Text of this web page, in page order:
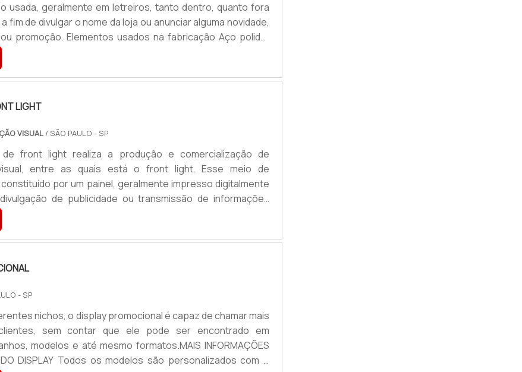
usada, geralmente em letreiros, tanto dentro, quanto fora
fim de divulgar o nome da loja ou anunciar alguma novidade,
promoção. Elementos usados na fabricação Aço polido;
Acrílico; Entre outros.A letra é montada individualmente
um tipo de suporte, que já foi antes acoplado à parede. Ela
impacto visual, por esse motivo.
LIGHT
VISUAL/ SÃO PAULO - SP
de front light realiza a produção e comercialização de
entre as quais está o front light. Esse meio de
por um painel, geralmente impresso digitalmente
de publicidade ou transmissão de informações
um ambiente. No caso do painel front light, a arte impressa
externa e frontal. Por isso é que esse tipo de painel
em inglês, que tem o sentido de ser iluminado pela frent.
- SP
o display promocional é capaz de chamar mais
sem contar que ele pode ser encontrado em
modelos e até mesmo formatos.MAIS INFORMAÇÕES
DO DISPLAY Todos os modelos são personalizados com o